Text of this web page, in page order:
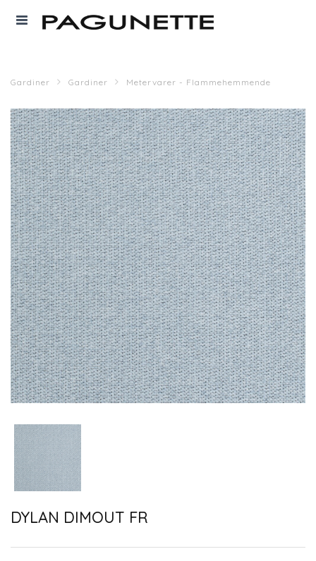
Gardiner Gardiner Metervarer - Flammehemmende
DYLAN DIMOUT FR